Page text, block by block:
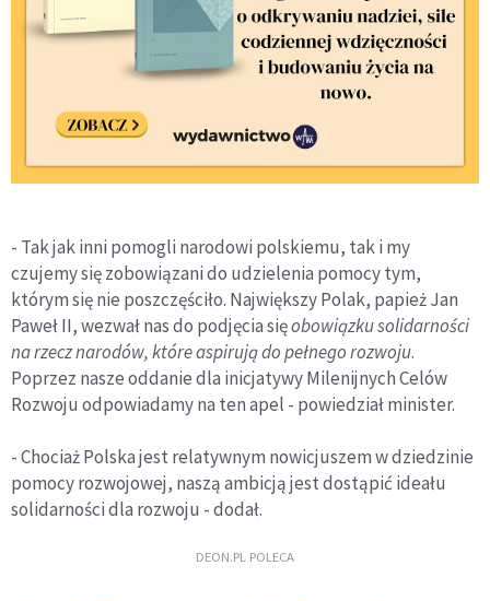
- Tak jak inni pomogli narodowi polskiemu, tak i my
czujemy się zobowiązani do udzielenia pomocy tym,
którym się nie poszczęściło. Największy Polak, papież Jan
Paweł II, wezwał nas do podjęcia sięobowiązku solidarności
na rzecz narodów, które aspirują do pełnego rozwoju.
Poprzez nasze oddanie dla inicjatywy Milenijnych Celów
Rozwoju odpowiadamy na ten apel - powiedział minister.
- Chociaż Polska jest relatywnym nowicjuszem w dziedzinie
pomocy rozwojowej, naszą ambicją jest dostąpić ideału
solidarności dla rozwoju - dodał.
DEON.PL POLECA